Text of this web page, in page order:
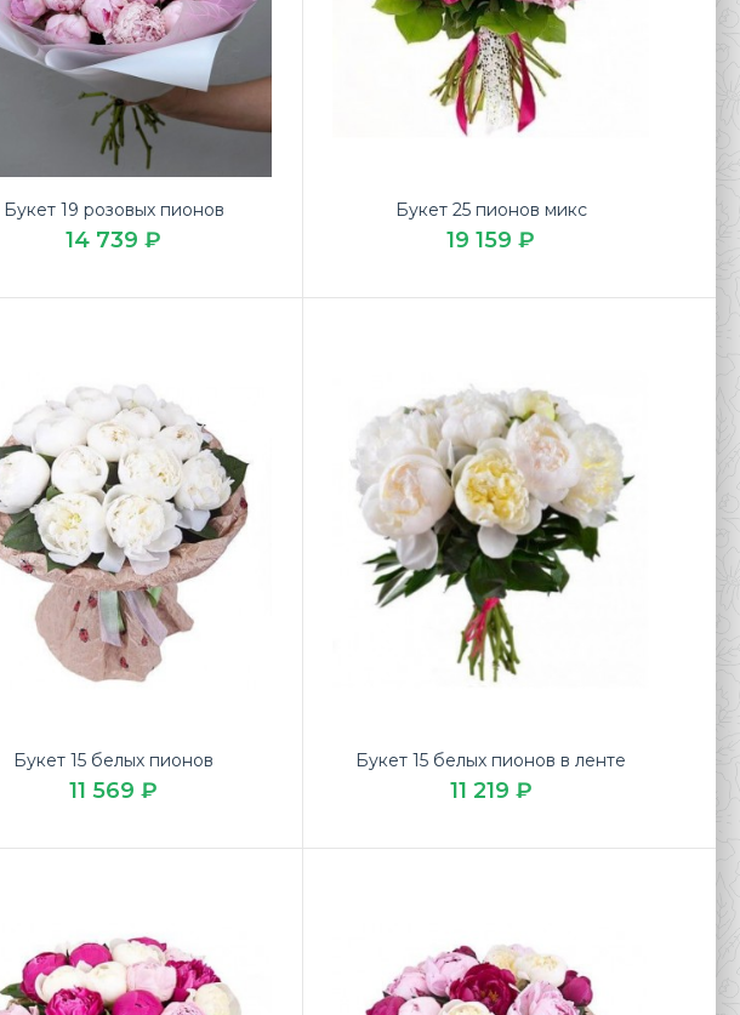
цветов ЛЮБИМЫЕ БУКЕТЫ.Букет 3 пиона состо..
Букет 19 розовых пионов
14 739 ₽
Букет 25 пионов микс
19 159 ₽
Букет 15 белых пионов
11 569 ₽
Букет 15 белых пионов в ленте
11 219 ₽